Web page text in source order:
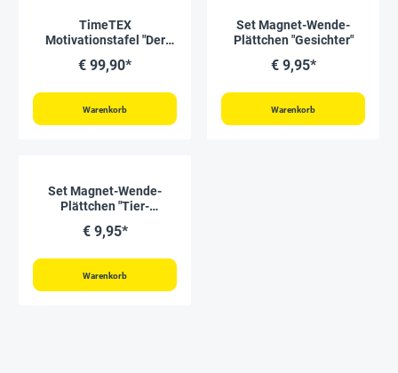
TimeTEX
Motivationstafel "Der
€ 99,90*
Warenkorb
Set Magnet-Wende-
Plättchen "Gesichter"
€ 9,95*
Warenkorb
Set Magnet-Wende-
Plättchen "Tier-
€ 9,95*
Warenkorb